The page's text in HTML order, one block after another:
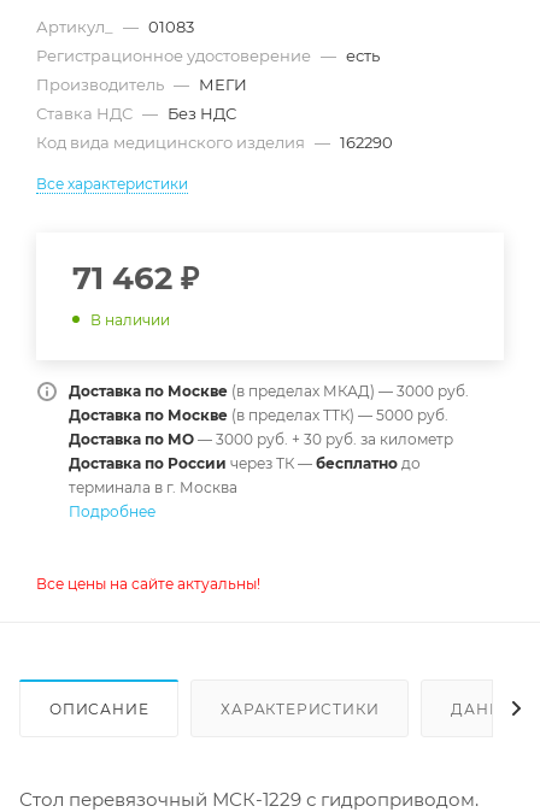
Артикул_ — 01083
Регистрационное удостоверение — есть
Производитель — МЕГИ
Ставка НДС — Без НДС
Код вида медицинского изделия — 162290
Все характеристики
71 462 ₽
В наличии
Доставка по Москве (в пределах МКАД) — 3000 руб.
Доставка по Москве (в пределах ТТК) — 5000 руб.
Доставка по МО — 3000 руб. + 30 руб. за километр
Доставка по России через ТК — бесплатно до
терминала в г. Москва
Подробнее
Все цены на сайте актуальны!
ОПИСАНИЕ ХАРАКТЕРИСТИКИ ДАННЫЕ
Стол перевязочный МСК-1229 с гидроприводом.